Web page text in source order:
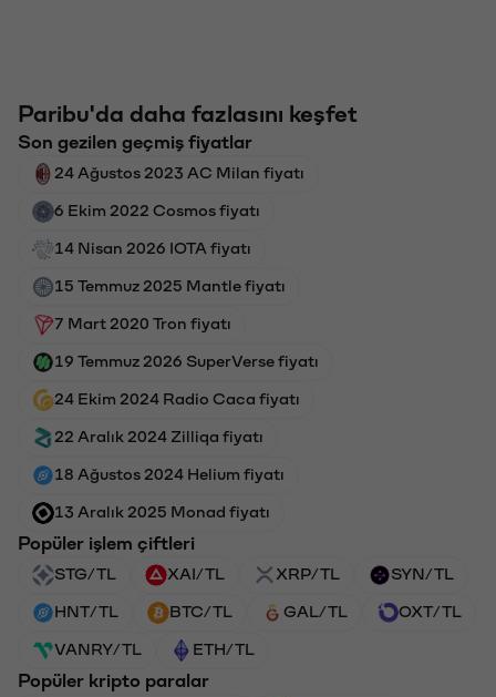
Paribu'da daha fazlasını keşfet
Son gezilen geçmiş fiyatlar
24 Ağustos 2023 AC Milan fiyatı
6 Ekim 2022 Cosmos fiyatı
14 Nisan 2026 IOTA fiyatı
15 Temmuz 2025 Mantle fiyatı
7 Mart 2020 Tron fiyatı
19 Temmuz 2026 SuperVerse fiyatı
24 Ekim 2024 Radio Caca fiyatı
22 Aralık 2024 Zilliqa fiyatı
18 Ağustos 2024 Helium fiyatı
13 Aralık 2025 Monad fiyatı
Popüler işlem çiftleri
STG/TL XAI/TL XRP/TL SYN/TL
HNT/TL BTC/TL GAL/TL OXT/TL
VANRY/TL ETH/TL
Popüler kripto paralar